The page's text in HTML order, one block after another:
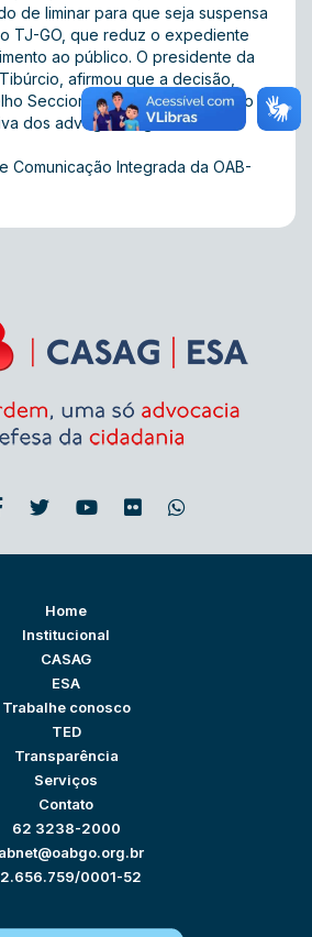
de liminar para que seja suspensa
TJ-GO, que reduz o expediente
ao público. O presidente da
afirmou que a decisão,
Seccional, reflete o sentimento
dos advogados goianos.
Comunicação Integrada da OAB-
Home
Institucional
CASAG
ESA
Trabalhe conosco
TED
Transparência
Serviços
Contato
62 3238-2000
0001-52